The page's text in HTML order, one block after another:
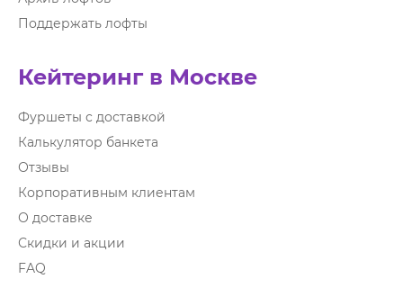
Поддержать лофты
Кейтеринг в Москве
Фуршеты с доставкой
Калькулятор банкета
Отзывы
Корпоративным клиентам
О доставке
Скидки и акции
FAQ